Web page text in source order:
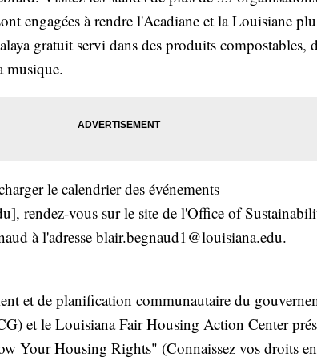
engagées à rendre l'Acadiane et la Louisiane
gratuit servi dans des produits compostables,
musique.
le calendrier des événements
rendez-vous sur le site de l'Office of
à l'adresse blair.begnaud1@louisiana.edu.
et de planification communautaire du
et le Louisiana Fair Housing Action Center
Your Housing Rights" (Connaissez vos droits